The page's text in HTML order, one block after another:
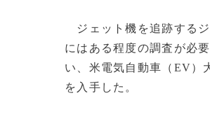
ジェット機を追跡する
にはある程度の調査が必
い、米電気自動車（EV）
を入手した。